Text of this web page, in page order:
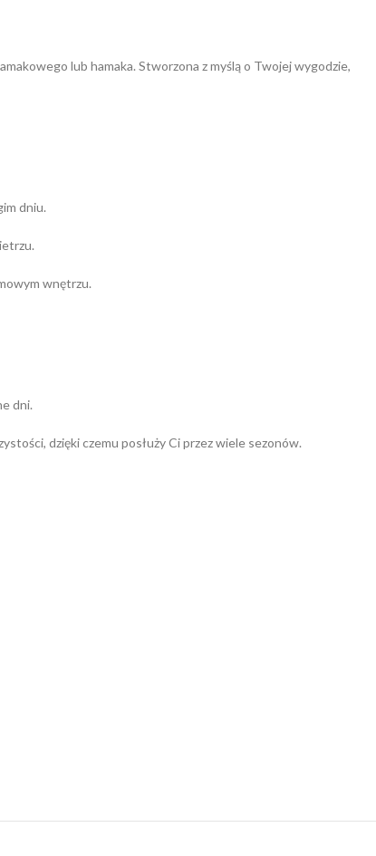
lub hamaka. Stworzona z myślą o Twojej wygodzie,
dniu.
wnętrzu.
dni.
dzięki czemu posłuży Ci przez wiele sezonów.